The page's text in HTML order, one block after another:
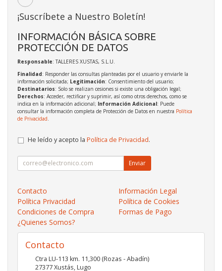
¡Suscríbete a Nuestro Boletín!
INFORMACIÓN BÁSICA SOBRE
PROTECCIÓN DE DATOS
Responsable: TALLERES XUSTAS, S.L.U.
Finalidad: Responder las consultas planteadas por el usuario y enviarle la
información solicitada; Legitimación: Consentimiento del usuario;
Destinatarios: Solo se realizan cesiones si existe una obligación legal;
Derechos: Acceder, rectificar y suprimir, así como otros derechos, como se
indica en la información adicional; Información Adicional: Puede
consultar la información completa de Protección de Datos en nuestra Política
de Privacidad
He leído y acepto la Política de Privacidad.
Enviar
Contacto
Información Legal
Política Privacidad
Política de Cookies
Condiciones de Compra
Formas de Pago
¿Quienes Somos?
Contacto
Ctra LU-113 km. 11,300 (Rozas - Abadín)
27377Xustás,Lugo